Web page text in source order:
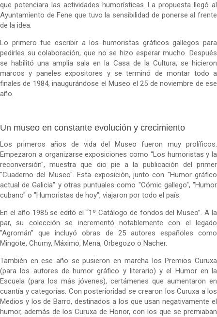
que potenciara las actividades humorísticas. La propuesta llegó al
Ayuntamiento de Fene que tuvo la sensibilidad de ponerse al frente
de la idea.
Lo primero fue escribir a los humoristas gráficos gallegos para
pedirles su colaboración, que no se hizo esperar mucho. Después
se habilitó una amplia sala en la Casa de la Cultura, se hicieron
marcos y paneles expositores y se terminó de montar todo a
finales de 1984, inaugurándose el Museo el 25 de noviembre de ese
año.
Un museo en constante evolución y crecimiento
Los primeros años de vida del Museo fueron muy prolíficos.
Empezaron a organizarse exposiciones como "Los humoristas y la
reconversión", muestra que dio pie a la publicación del primer
"Cuaderno del Museo". Esta exposición, junto con "Humor gráfico
actual de Galicia" y otras puntuales como "Cómic gallego", "Humor
cubano" o "Humoristas de hoy", viajaron por todo el país.
En el año 1985 se editó el “1º Catálogo de fondos del Museo”. A la
par, su colección se incrementó notablemente con el legado
"Agromán" que incluyó obras de 25 autores españoles como
Mingote, Chumy, Máximo, Mena, Orbegozo o Nacher.
También en ese año se pusieron en marcha los Premios Curuxa
(para los autores de humor gráfico y literario) y el Humor en la
Escuela (para los más jóvenes), certámenes que aumentaron en
cuantía y categorías. Con posterioridad se crearon los Curuxa a los
Medios y los de Barro, destinados a los que usan negativamente el
humor, además de los Curuxa de Honor, con los que se premiaban